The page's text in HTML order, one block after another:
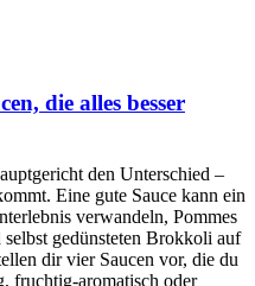
die alles besser
den Unterschied –
Eine gute Sauce kann ein
verwandeln, Pommes
gedünsteten Brokkoli auf
dir vier Saucen vor, die du
fruchtig-aromatisch oder